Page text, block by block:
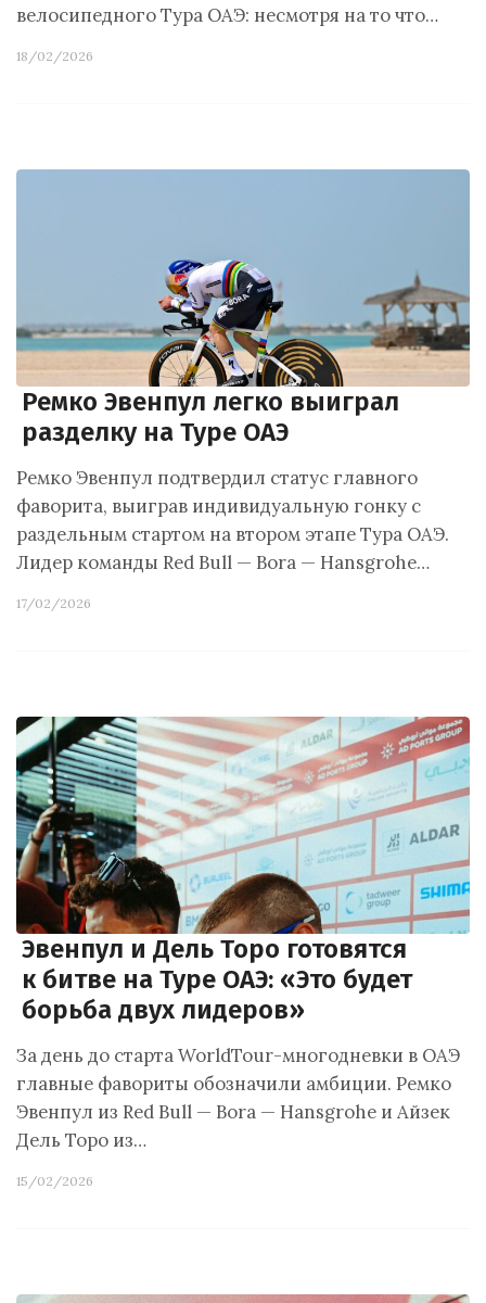
велосипедного Тура ОАЭ: несмотря на то что…
18/02/2026
Ремко Эвенпул легко выиграл
разделку на Туре ОАЭ
Ремко Эвенпул подтвердил статус главного
фаворита, выиграв индивидуальную гонку с
раздельным стартом на втором этапе Тура ОАЭ.
Лидер команды Red Bull — Bora — Hansgrohe…
17/02/2026
Эвенпул и Дель Торо готовятся
к битве на Туре ОАЭ: «Это будет
борьба двух лидеров»
За день до старта WorldTour-многодневки в ОАЭ
главные фавориты обозначили амбиции. Ремко
Эвенпул из Red Bull — Bora — Hansgrohe и Айзек
Дель Торо из…
15/02/2026